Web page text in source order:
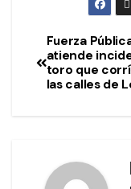
Fuerza
atiende
toro que
las calles de